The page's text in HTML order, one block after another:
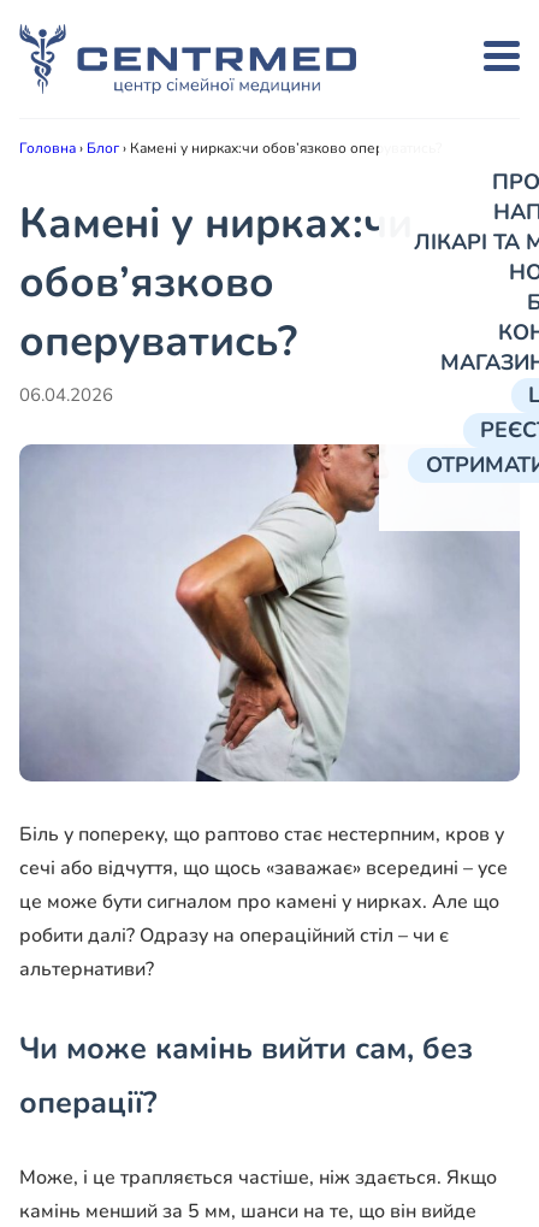
ЛІКАРІ
Головна› Блог› Камені у нирках:чи обов’язково оперуватись?
Камені у нирках:чи
обов’язково
оперуватись?
06.04.2026
Біль у попереку, що раптово стає нестерпним, кров у
сечі або відчуття, що щось «заважає» всередині – усе
це може бути сигналом про камені у нирках. Але що
робити далі? Одразу на операційний стіл – чи є
альтернативи?
Чи може камінь вийти сам, без
операції?
Може, і це трапляється частіше, ніж здається. Якщо
камінь менший за 5 мм, шанси на те, що він вийде